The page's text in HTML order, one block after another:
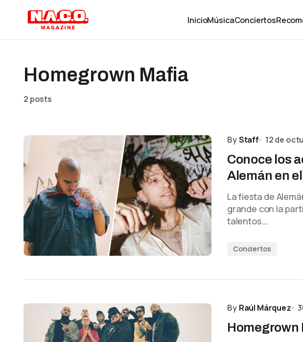
InicioMúsicaConciertos
Homegrown Mafia
2 posts
ByStaff 12 de
Conoce los
Alemán en
La fiesta de
grande con la
talentos.…
Conciertos
By Raúl Márquez
Homegrown